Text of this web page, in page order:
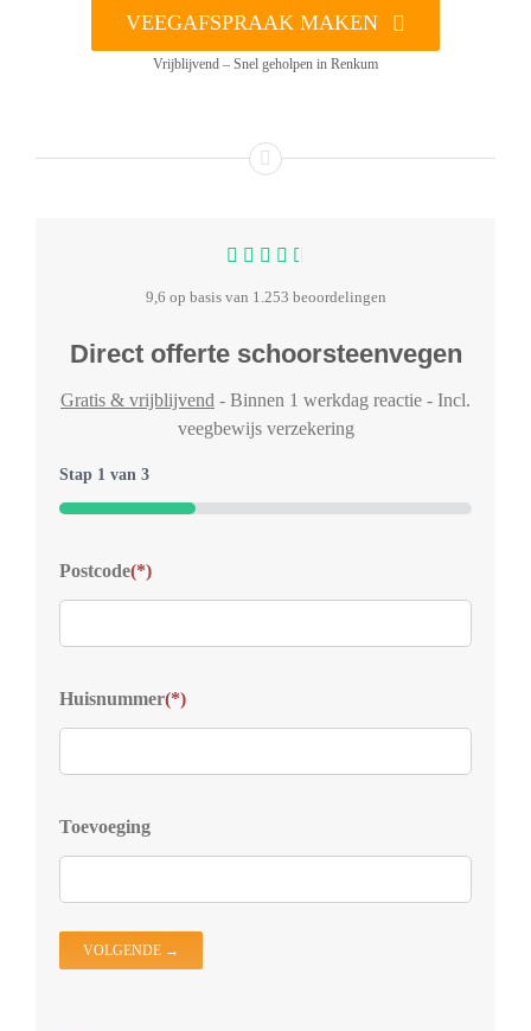
VEEGAFSPRAAK MAKEN
Vrijblijvend – Snel geholpen in Renkum
9,6 op basis van 1.253 beoordelingen
Direct offerte schoorsteenvegen
Gratis & vrijblijvend - Binnen 1 werkdag reactie - Incl.
veegbewijs verzekering
Stap 1 van 3
33%
Postcode(*)
Huisnummer(*)
Toevoeging